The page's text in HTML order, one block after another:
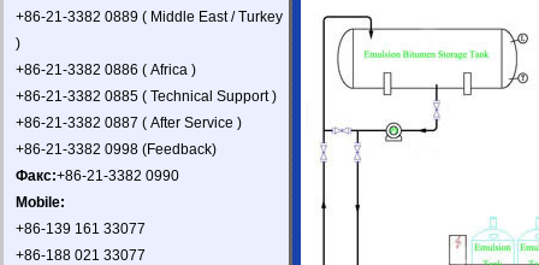
+86-21-3382 0889 ( Middle East / Turkey
)
+86-21-3382 0886 ( Africa )
+86-21-3382 0885 ( Technical Support )
+86-21-3382 0887 ( After Service )
+86-21-3382 0998 (Feedback)
Факс:+86-21-3382 0990
Mobile:
+86-139 161 33077
+86-188 021 33077